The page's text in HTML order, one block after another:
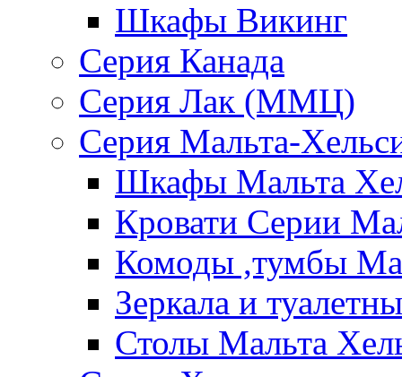
Шкафы Викинг
Серия Канада
Серия Лак (ММЦ)
Серия Мальта-
Шкафы Мальта
Кровати Серии
Комоды ,тумбы
Зеркала и
Столы Мальта